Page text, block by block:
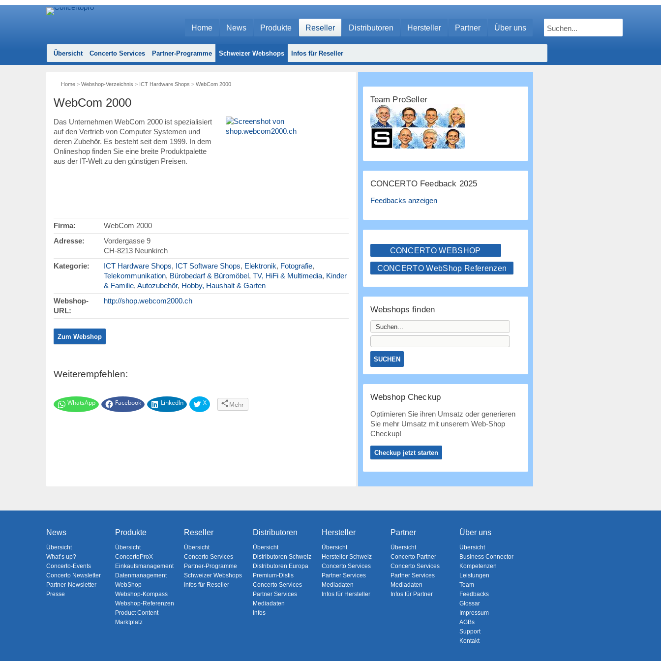
Home News Produkte Reseller Distributoren Hersteller Partner Über uns
Übersicht Concerto Services Partner-Programme Schweizer Webshops Infos für Reseller
Home> Webshop-Verzeichnis > ICT Hardware Shops > WebCom 2000
WebCom 2000
Das Unternehmen WebCom 2000 ist spezialisiert
auf den Vertrieb von Computer Systemen und
deren Zubehör. Es besteht seit dem 1999. In dem
Onlineshop finden Sie eine breite Produktpalette
aus der IT-Welt zu den günstigen Preisen.
Firma:
WebCom 2000
Adresse:
Vordergasse 9
CH-8213 Neunkirch
Kategorie:
ICT Hardware Shops, ICT Software Shops, Elektronik, Fotografie,
Telekommunikation, Bürobedarf & Büromöbel, TV, HiFi & Multimedia, Kinder
& Familie, Autozubehör, Hobby, Haushalt & Garten
Webshop-
URL:
http://shop.webcom2000.ch
Zum Webshop
Weiterempfehlen:
WhatsApp Facebook LinkedIn X Mehr
Team ProSeller
CONCERTO Feedback 2025
Feedbacks anzeigen
CONCERTO WEBSHOP
CONCERTO WebShop Referenzen
Webshops finden
Webshop Checkup
Optimieren Sie ihren Umsatz oder generieren
Sie mehr Umsatz mit unserem Web-Shop
Checkup!
Checkup jetzt starten
News
Übersicht
What’s up?
Concerto-Events
Concerto Newsletter
Partner-Newsletter
Presse
Produkte
Übersicht
ConcertoProX
Einkaufsmanagement
Datenmanagement
WebShop
Webshop-Kompass
Webshop-Referenzen
Product Content
Marktplatz
Reseller
Übersicht
Concerto Services
Partner-Programme
Schweizer Webshops
Infos für Reseller
Distributoren
Übersicht
Distributoren Schweiz
Distributoren Europa
Premium-Distis
Concerto Services
Partner Services
Mediadaten
Infos
Hersteller
Übersicht
Hersteller Schweiz
Concerto Services
Partner Services
Mediadaten
Infos für Hersteller
Partner
Übersicht
Concerto Partner
Concerto Services
Partner Services
Mediadaten
Infos für Partner
Über uns
Übersicht
Business Connector
Kompetenzen
Leistungen
Team
Feedbacks
Glossar
Impressum
AGBs
Support
Kontakt